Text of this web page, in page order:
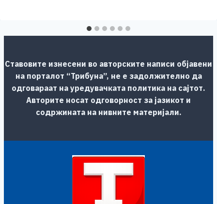
Ставовите изнесени во авторските написи објавени
на порталот “Трибуна”, не е задолжително да
одговараат на уредувачката политика на сајтот.
Авторите носат одговорност за јазикот и
содржината на нивните материјали.